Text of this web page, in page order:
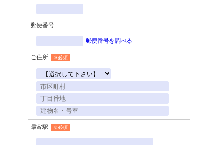
郵便番号
郵便番号を調べる
ご住所 ※必須
最寄駅 ※必須